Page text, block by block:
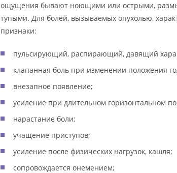
ощущения бывают ноющими или острыми,
тупыми. Для болей, вызываемых опухолью,
признаки:
пульсирующий, распирающий, давящий
клапанная боль при изменении положения
внезапное появление;
усиление при длительном горизонтальном
нарастание боли;
учащение приступов;
усиление после физических нагрузок, кашля;
сопровождается онемением;